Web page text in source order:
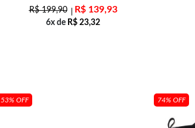
R$199,90 R$139,93
6x de R$ 23,32
53% OFF 74% OFF